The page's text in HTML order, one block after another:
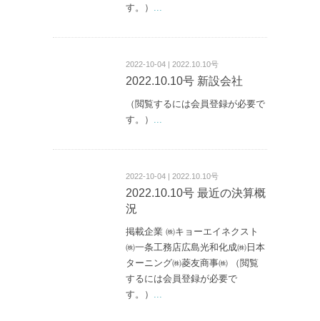
す。）
2022-10-04 | 2022.10.10号
2022.10.10号 新設会社
（閲覧するには会員登録が必要で
す。）
2022-10-04 | 2022.10.10号
2022.10.10号 最近の決算概
況
掲載企業 ㈱キョーエイネクスト
㈱一条工務店広島光和化成㈱日本
ターニング㈱菱友商事㈱ （閲覧
するには会員登録が必要で
す。）